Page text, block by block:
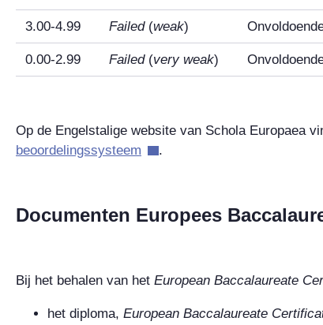
3.00-4.99 Failed (weak)
0.00-2.99 Failed (very weak)
Op de Engelstalige website van Schola Europaea
beoordelingssysteem
.
Documenten Europees
Bij het behalen van het European Baccalaureate
het diploma, European Baccalaureate